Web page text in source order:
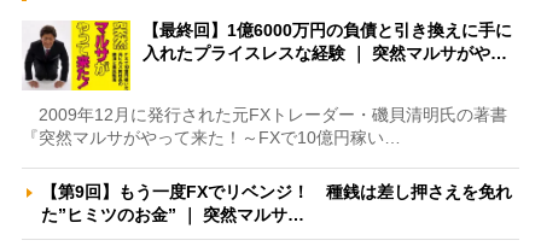
【最終回】1億6000万円の負債と引き換えに手に
入れたプライスレスな経験 ｜ 突然マルサがや…
2009年12月に発行された元FXトレーダー・磯貝清明氏の著書
『突然マルサがやって来た！～FXで10億円稼い…
【第9回】もう一度FXでリベンジ！ 種銭は差し押さえを免れ
た”ヒミツのお金” ｜ 突然マルサ…